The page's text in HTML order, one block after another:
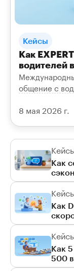
Кейсы
Как
водителей
общение с
за пять минут.
8 мая 2026 г.
Как
Как
Как
500